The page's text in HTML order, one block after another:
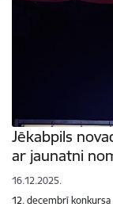
Jēkabpils
ar jaunatni
16.12.2025.
12. decembrī konkursa